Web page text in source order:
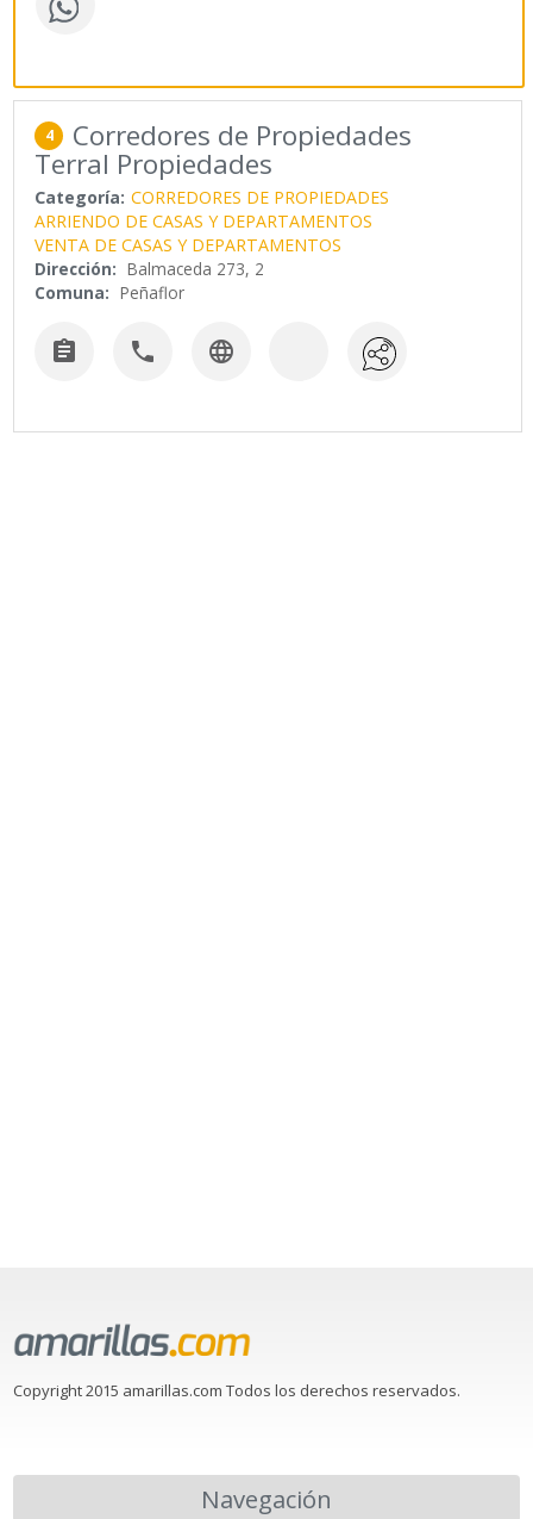
4 Corredores de Propiedades
Terral Propiedades
Categoría: CORREDORES DE PROPIEDADES
ARRIENDO DE CASAS Y DEPARTAMENTOS
VENTA DE CASAS Y DEPARTAMENTOS
Dirección: Balmaceda 273, 2
Comuna: Peñaflor
  
Copyright 2015 amarillas.com Todos los derechos reservados.
Navegación